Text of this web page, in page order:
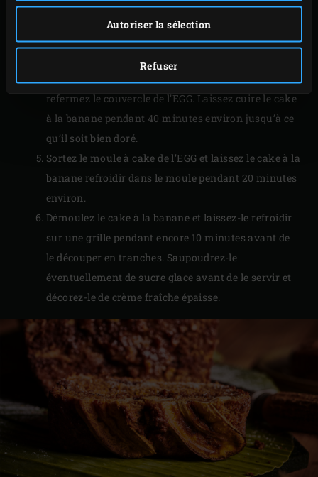
Autoriser la sélection
Refuser
longueur. Déposez-les sur la pâte, côté coupé vers le
haut, et appuyez délicatement de façon à ce qu’elles
restent bien visibles. Placez une
froide sur la grille, posez le moule à cake dessus et
refermez le couvercle de l’EGG. Laissez cuire le cake
à la banane pendant 40 minutes environ jusqu’à ce
qu’il soit bien doré.
Sortez le moule à cake de l’EGG et laissez le cake à la
banane refroidir dans le moule pendant 20 minutes
environ.
Démoulez le cake à la banane et laissez-le refroidir
sur une grille pendant encore 10 minutes avant de
le découper en tranches. Saupoudrez-le
éventuellement de sucre glace avant de le servir et
décorez-le de crème fraîche épaisse.